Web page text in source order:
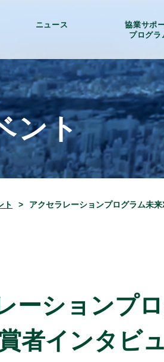
ニュース
協業サポ
プログラ
ント
ト
ーションプ
者インタビ